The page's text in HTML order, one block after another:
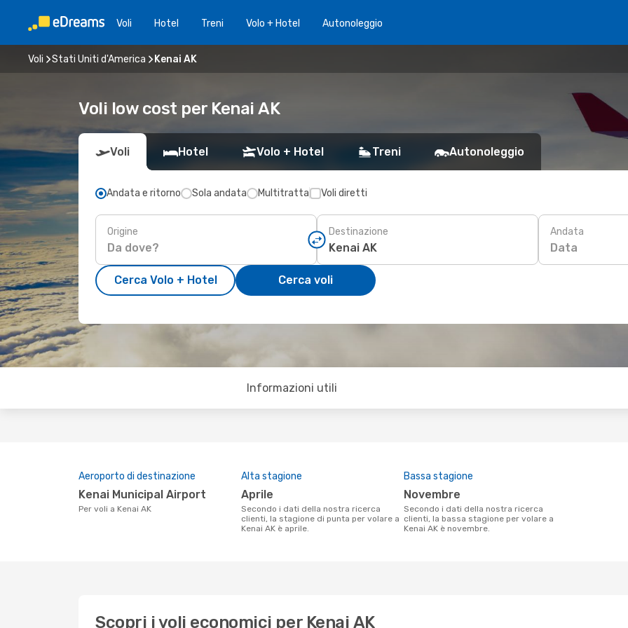
Voli Hotel Treni Volo + Hotel Autonoleggio
Voli Stati Uniti d'America Kenai AK
Voli low cost per Kenai AK
Voli Hotel Volo + Hotel Treni Autonoleggio
Andata e ritorno Sola andata Multitratta Voli diretti
Origine Destinazione Andata
Data
Cerca Volo + Hotel Cerca voli
Informazioni utili
Aeroporto di destinazione
Kenai Municipal Airport
Per voli a Kenai AK
Alta stagione
aprile
Secondo i dati della nostra ricerca
clienti, la stagione di punta per volare a
Kenai AK è aprile.
Bassa stagione
novembre
Secondo i dati della nostra ricerca
clienti, la bassa stagione per volare a
Kenai AK è novembre.
Scopri i voli economici per Kenai AK